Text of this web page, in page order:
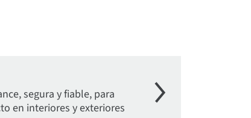
segura y fiable, para
en interiores y exteriores